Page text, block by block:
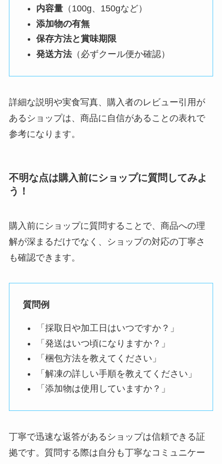
内容量（100g、150gなど）
添加物の有無
保存方法と賞味期限
発送方法（必ずクール便か確認）
詳細な説明や実食写真、購入者のレビュー引用が
あるショップは、商品に自信があることの表れで
参考になります。
不明な点は購入前にショップに質問してみよ
う！
購入前にショップに質問することで、商品への理
解が深まるだけでなく、ショップの対応の丁寧さ
も確認できます。
質問例
「採取日や加工日はいつですか？」
「発送はいつ頃になりますか？」
「梱包方法を教えてください」
「解凍の詳しい手順を教えてください」
「添加物は使用していますか？」
丁寧で迅速な返答があるショップは信頼できる証
拠です。質問する際は自分も丁寧なコミュニケー